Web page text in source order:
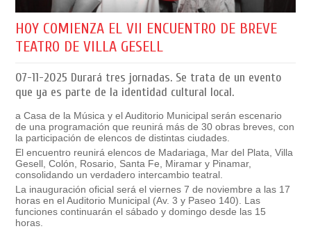
HOY COMIENZA EL VII ENCUENTRO DE BREVE
TEATRO DE VILLA GESELL
07-11-2025 Durará tres jornadas. Se trata de un evento
que ya es parte de la identidad cultural local.
a Casa de la Música y el Auditorio Municipal serán escenario
de una programación que reunirá más de 30 obras breves, con
la participación de elencos de distintas ciudades.
El encuentro reunirá elencos de Madariaga, Mar del Plata, Villa
Gesell, Colón, Rosario, Santa Fe, Miramar y Pinamar,
consolidando un verdadero intercambio teatral.
La inauguración oficial será el viernes 7 de noviembre a las 17
horas en el Auditorio Municipal (Av. 3 y Paseo 140). Las
funciones continuarán el sábado y domingo desde las 15
horas.